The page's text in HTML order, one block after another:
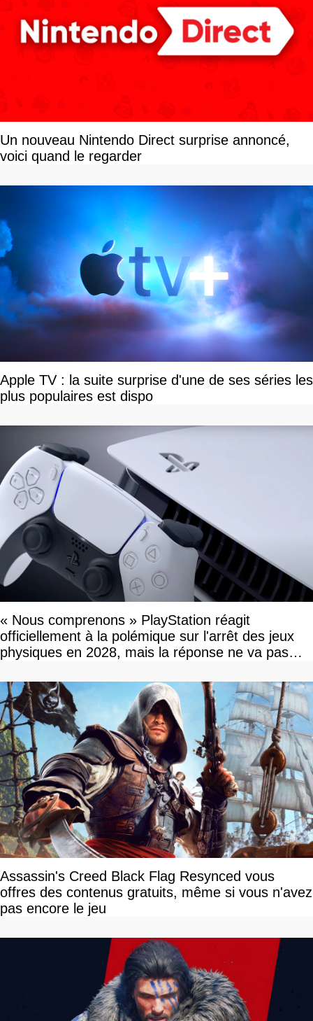
Un nouveau Nintendo Direct surprise annoncé,
voici quand le regarder
Apple TV : la suite surprise d'une de ses séries les
plus populaires est dispo
« Nous comprenons » PlayStation réagit
officiellement à la polémique sur l'arrêt des jeux
physiques en 2028, mais la réponse ne va pas
Assassin's Creed Black Flag Resynced vous
offres des contenus gratuits, même si vous n'avez
pas encore le jeu